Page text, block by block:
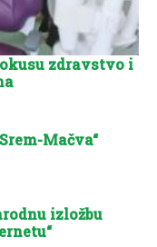
zdravstvo i
Mačva“
izložbu